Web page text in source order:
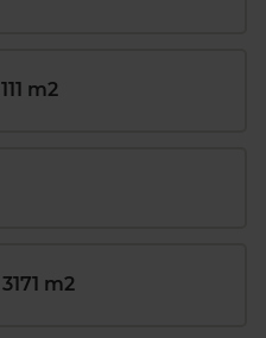
111 m2
3171 m2